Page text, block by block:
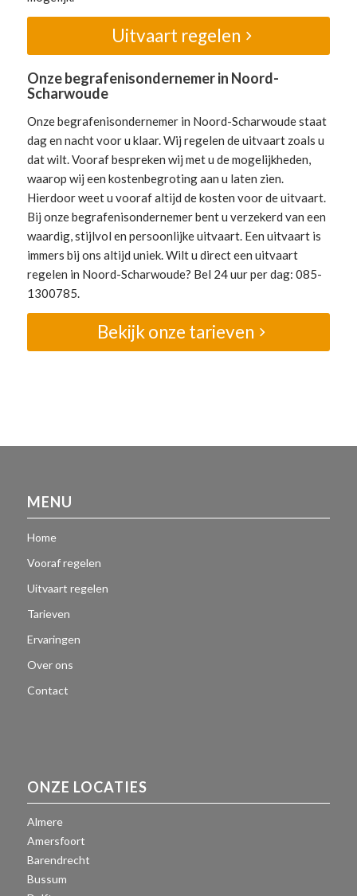
Uitvaart regelen
Onze begrafenisondernemer in Noord-
Scharwoude
Onze begrafenisondernemer in Noord-Scharwoude staat
dag en nacht voor u klaar. Wij regelen de uitvaart zoals u
dat wilt. Vooraf bespreken wij met u de mogelijkheden,
waarop wij een kostenbegroting aan u laten zien.
Hierdoor weet u vooraf altijd de kosten voor de uitvaart.
Bij onze begrafenisondernemer bent u verzekerd van een
waardig, stijlvol en persoonlijke uitvaart. Een uitvaart is
immers bij ons altijd uniek. Wilt u direct een uitvaart
regelen in Noord-Scharwoude? Bel 24 uur per dag: 085-
1300785.
Bekijk onze tarieven
MENU
Home
Vooraf regelen
Uitvaart regelen
Tarieven
Ervaringen
Over ons
Contact
ONZE LOCATIES
Almere
Amersfoort
Barendrecht
Bussum